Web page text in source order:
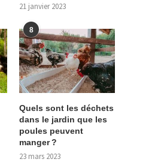
21 janvier 2023
8
Quels sont les déchets
dans le jardin que les
poules peuvent
manger ?
23 mars 2023